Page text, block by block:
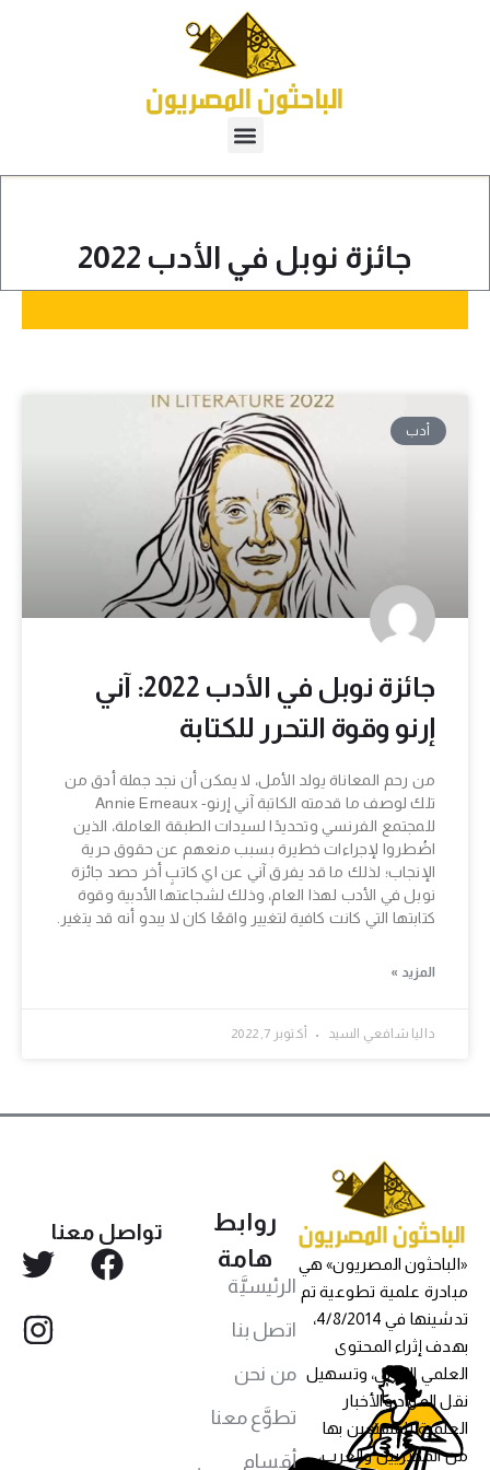
جائزة نوبل في الأدب 2022
أدب
جائزة نوبل في الأدب 2022: آني
إرنو وقوة التحرر للكتابة
من رحم المعاناة يولد الأمل، لا يمكن أن نجد جملة أدق من
تلك لوصف ما قدمته الكاتبة آني إرنو- Annie Erneaux
للمجتمع الفرنسي وتحديدًا لسيدات الطبقة العاملة، الذين
اضُطروا لإجراءات خطيرة بسبب منعهم عن حقوق حرية
الإنجاب؛ لذلك ما قد يفرق آني عن اي كاتبٍ أخر حصد جائزة
نوبل في الأدب لهذا العام، وذلك لشجاعتها الأدبية وقوة
كتابتها التي كانت كافية لتغيير واقعًا كان لا يبدو أنه قد يتغير.
المزيد »
داليا شافعي السيد أكتوبر 7, 2022
«الباحثون المصريون» هي
مبادرة علمية تطوعية تم
تدشينها في 4/8/2014،
بهدف إثراء المحتوى
العلمي العربي، وتسهيل
نقل المواد والأخبار
العلمية للمهتمين بها
من المصريين والعرب،
روابط
هامة
الرئيسيَّة
اتصل بنا
من نحن
تطوَّع معنا
أقسام
تواصل معنا